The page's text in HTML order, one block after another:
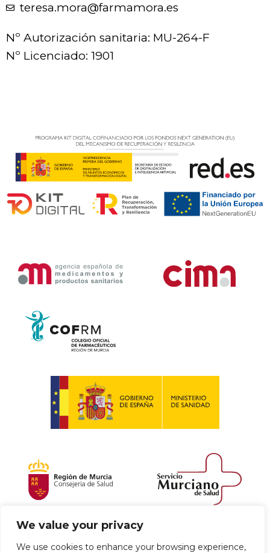
We value your privacy
We use cookies to enhance your browsing experience,
teresa.mora@farmamora.es
Nº Autorización sanitaria: MU-264-F
Nº Licenciado: 1901
Política de envío y devoluciones